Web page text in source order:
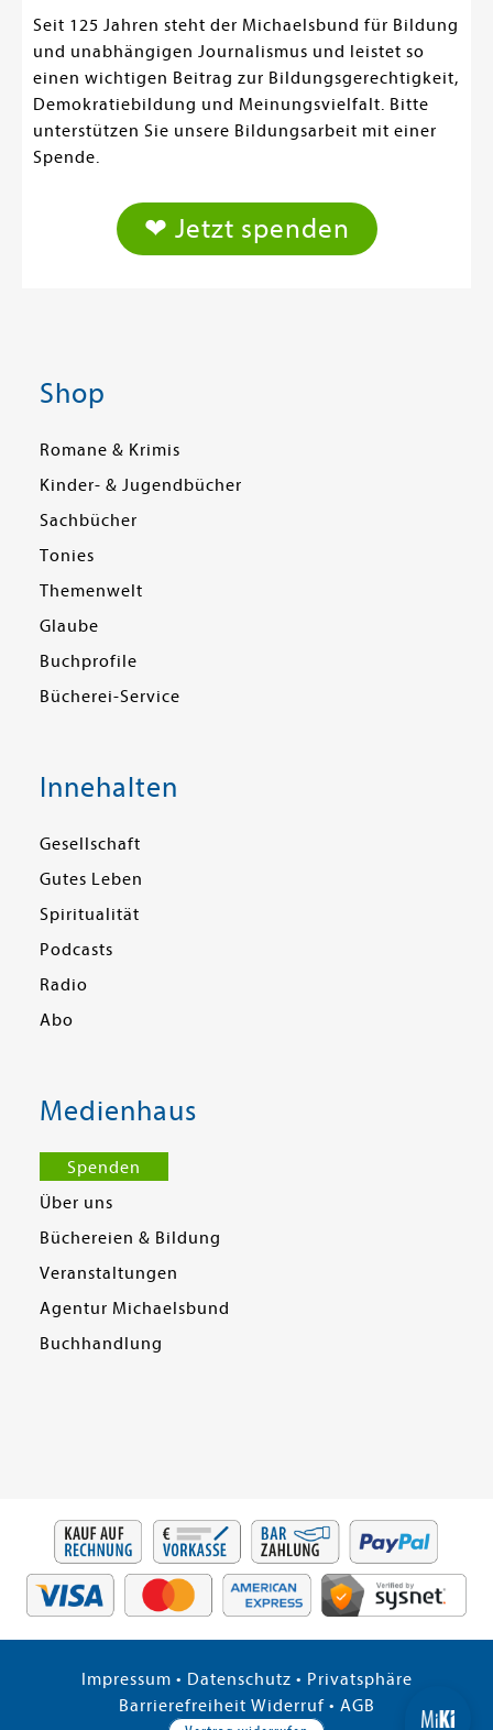
Seit 125 Jahren steht der Michaelsbund für Bildung
und unabhängigen Journalismus und leistet so
einen wichtigen Beitrag zur Bildungsgerechtigkeit,
Demokratiebildung und Meinungsvielfalt. Bitte
unterstützen Sie unsere Bildungsarbeit mit einer
Spende.
❤ Jetzt spenden
Shop
Romane & Krimis
Kinder- & Jugendbücher
Sachbücher
Tonies
Themenwelt
Glaube
Buchprofile
Bücherei-Service
Innehalten
Gesellschaft
Gutes Leben
Spiritualität
Podcasts
Radio
Abo
Medienhaus
Spenden
Über uns
Büchereien & Bildung
Veranstaltungen
Agentur Michaelsbund
Buchhandlung
Impressum • Datenschutz • Privatsphäre
Barrierefreiheit Widerruf• AGB